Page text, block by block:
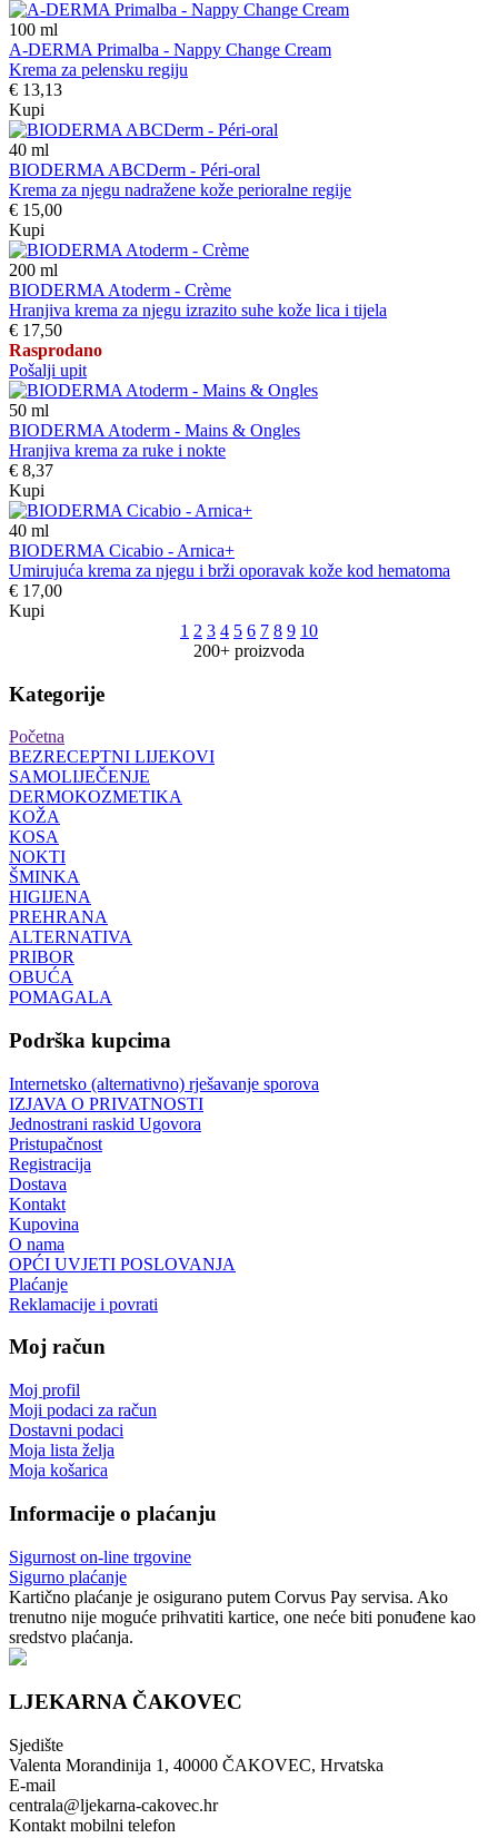
100 ml
A-DERMA Primalba - Nappy Change Cream
Krema za pelensku regiju
€ 13,13
Kupi
40 ml
BIODERMA ABCDerm - Péri-oral
Krema za njegu nadražene kože perioralne regije
€ 15,00
Kupi
200 ml
BIODERMA Atoderm - Crème
Hranjiva krema za njegu izrazito suhe kože lica i tijela
€ 17,50
Rasprodano
Pošalji upit
50 ml
BIODERMA Atoderm - Mains & Ongles
Hranjiva krema za ruke i nokte
€ 8,37
Kupi
40 ml
BIODERMA Cicabio - Arnica+
Umirujuća krema za njegu i brži oporavak kože kod hematoma
€ 17,00
Kupi
1 2 3 4 5 6 7 8 9 10
200+ proizvoda
Kategorije
Početna
BEZRECEPTNI LIJEKOVI
SAMOLIJEČENJE
DERMOKOZMETIKA
KOŽA
KOSA
NOKTI
ŠMINKA
HIGIJENA
PREHRANA
ALTERNATIVA
PRIBOR
OBUĆA
POMAGALA
Podrška kupcima
Internetsko (alternativno) rješavanje sporova
IZJAVA O PRIVATNOSTI
Jednostrani raskid Ugovora
Pristupačnost
Registracija
Dostava
Kontakt
Kupovina
O nama
OPĆI UVJETI POSLOVANJA
Plaćanje
Reklamacije i povrati
Moj račun
Moj profil
Moji podaci za račun
Dostavni podaci
Moja lista želja
Moja košarica
Informacije o plaćanju
Sigurnost on-line trgovine
Sigurno plaćanje
Kartično plaćanje je osigurano putem Corvus Pay servisa. Ako
trenutno nije moguće prihvatiti kartice, one neće biti ponuđene kao
sredstvo plaćanja.
LJEKARNA ČAKOVEC
Sjedište
Valenta Morandinija 1, 40000 ČAKOVEC, Hrvatska
E-mail
centrala@ljekarna-cakovec.hr
Kontakt mobilni telefon